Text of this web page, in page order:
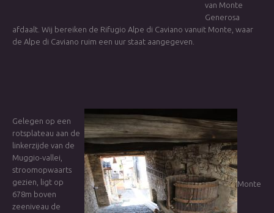
van Monte
Generosa
afdaalt. Wij bereiken de Rifugio Alpe di Caviano vanuit Monte, waar
de Alpe di Caviano ruim een uur staat aangegeven.
Monte
Gelegen op een
rotsplateau aan de
linkerzijde van de
Muggio-vallei,
stroomopwaarts
gezien, ligt op
678m boven
zeeniveau de